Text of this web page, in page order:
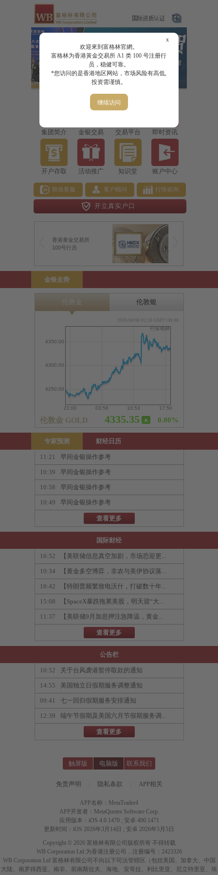
x
欢迎來到富格林官網。
富格林为香港黃金交易所 A1 类 100 号注册行
员，稳健可靠。
*您访问的是香港地区网站，市场风险有高低,
投资需谨慎。
继续访问
集团简介 金银交易 交易平台 即时资讯
开户存取 活动推广 知识堂 账户中心
联络客服 客户顾问 行情咨询
开立真实户口
香港黄金交易所
100号行员
金银走势
专家预测 财经日历
11:21 早间金银操作参考
10:39 早间金银操作参考
10:58 早间金银操作参考
10:49 早间金银操作参考
查看更多
国际财经
16:52 【美联储信息真空加剧，市场恐迎更...
10:34 【黄金多空博弈，非农与美伊协议落...
16:42 【特朗普频繁致电沃什，打破数十年...
15:08 【SpaceX暴跌拖累美股，明天迎“大...
11:37 【美联储9月加息押注急降温，黄金...
查看更多
公告栏
10:52 关于台风袭港暂停取款的通知
14:55 美国独立日假期服务调整通知
09:41 七一回归假期服务安排通知
12:39 端午节假期及美国六月节假期服务调...
查看更多
触屏版 电脑版 联系我们
免责声明 隐私条款 APP相关
APP名称：MetaTrader4
APP开发者：MetaQuotes Software Corp.
应用版本：iOS 4.0.1470 ; 安卓 400.1471
更新时间：iOS 2026年3月14日 ; 安卓 2026年5月5日
Copyright © 2026 富格林有限公司版权所有 不得转载
WB Corporation Ltd 为香港注册公司，注册编号：2423326
WB Corporation Ltd 富格林有限公司不向以下司法管辖区（包括美国、加拿大、中国
大陆、南罗得西亚、南非、前南斯拉夫、海地、安哥拉、利比里亚、厄立特里亚、埃